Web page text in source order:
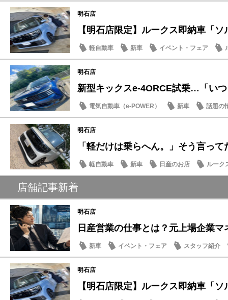
明石店
【明石店限定】ルークス即納車「
軽自動車 新車 イベント・フェア
明石店
新型キックスe-4ORCE試乗…「い
電気自動車（e-POWER） 新車 話題の
明石店
「軽だけは乗らへん。」そう言っ
軽自動車 新車 日産のお店 ルーク
店舗記事新着
明石店
日産営業の仕事とは？元上場企業マ
新車 イベント・フェア スタッフ紹介
明石店
【明石店限定】ルークス即納車「